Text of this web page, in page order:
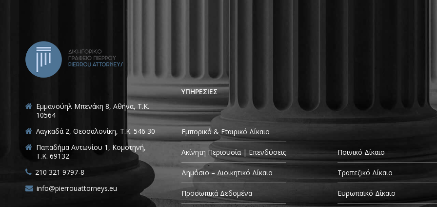
Εμμανούηλ Μπενάκη 8, Αθήνα, Τ.Κ.
10564
Λαγκαδά 2, Θεσσαλονίκη, T.K. 546 30
Παπαδήμα Αντωνίου 1, Κομοτηνή,
T.K. 69132
210 321 9797-8
info@pierrouattorneys.eu
ΥΠΗΡΕΣΙΕΣ
Εμπορικό & Εταιρικό Δίκαιο
Ακίνητη Περιουσία | Επενδύσεις
Δημόσιο – Διοικητικό Δίκαιο
Προσωπικά Δεδομένα
Ποινικό Δίκαιο
Τραπεζικό Δίκαιο
Ευρωπαϊκό Δίκαιο